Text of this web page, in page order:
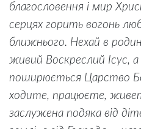
благословення і мир
серцях горить вогонь
ближнього. Нехай в
живий Воскреслий Ісус, а
поширюється Царство
ходите, працюєте,
заслужена подяка від